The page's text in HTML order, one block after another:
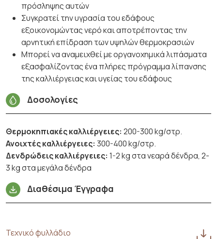
πρόσληψης αυτών
Συγκρατεί την υγρασία του εδάφους
εξοικονομώντας νερό και αποτρέποντας την
αρνητική επίδραση των υψηλών θερμοκρασιών
Μπορεί να αναμειχθεί με οργανοχημικά λιπάσματα
εξασφαλίζοντας ένα πλήρες πρόγραμμα λίπανσης
της καλλιέργειας και υγείας του εδάφους
Δοσολογίες
Θερμοκηπιακές καλλιέργειες: 200-300 kg/στρ.
Ανοιχτές καλλιέργειες: 300-400 kg/στρ.
Δενδρώδεις καλλιέργειες: 1-2 kg στα νεαρά δένδρα, 2-
3 kg στα μεγάλα δένδρα
Διαθέσιμα Έγγραφα
Τεχνικό φυλλάδιο